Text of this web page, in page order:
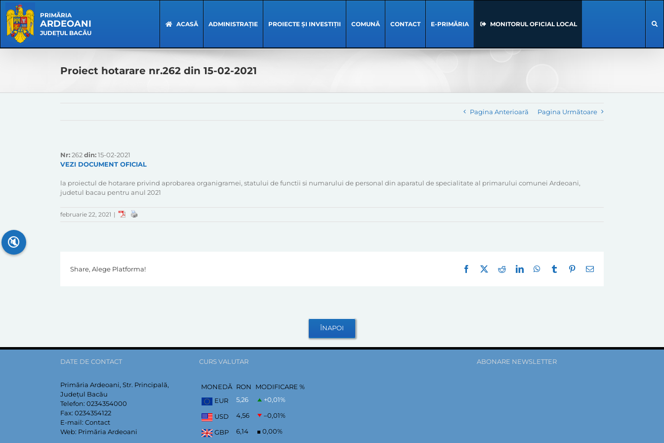
content
Navigation
PRIMĂRIA
ARDEOANI
JUDEȚUL BACĂU
ACASĂ ADMINISTRAȚIE PROIECTE ȘI INVESTIȚII COMUNĂ CONTACT E-PRIMĂRIA MONITORUL OFICIAL LOCAL
Proiect hotarare nr.262 din 15-02-2021
Pagina Anterioară Pagina Următoare
Nr:262din:15-02-2021
VEZI DOCUMENT OFICIAL
la proiectul de hotarare privind aprobarea organigramei, statului de functii si numarului de personal din aparatul de specialitate al primarului comunei Ardeoani,
judetul bacau pentru anul 2021
februarie 22, 2021 |
Share, Alege Platforma! Facebook RedditLinkedInWhatsApp
Tumblr Pinterest
E-
DATE DE CONTACT
Primăria Ardeoani, Str. Principală,
Județul Bacău
Telefon: 0234354000
Fax: 0234354122
E-mail: Contact
Web: Primăria Ardeoani
CURS VALUTAR
MONEDĂ RON
MODIFICARE %
EUR
5,26 +0,01%
USD 4,56 –0,01%
GBP 6,14 0,00%
ABONARE NEWSLETTER
🔇